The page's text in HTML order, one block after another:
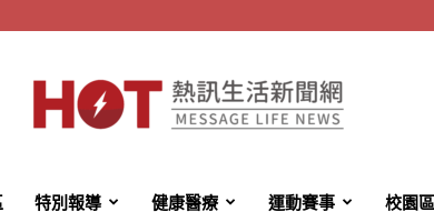
HotMessage
特別報導 健康醫療 運動賽事 校園區